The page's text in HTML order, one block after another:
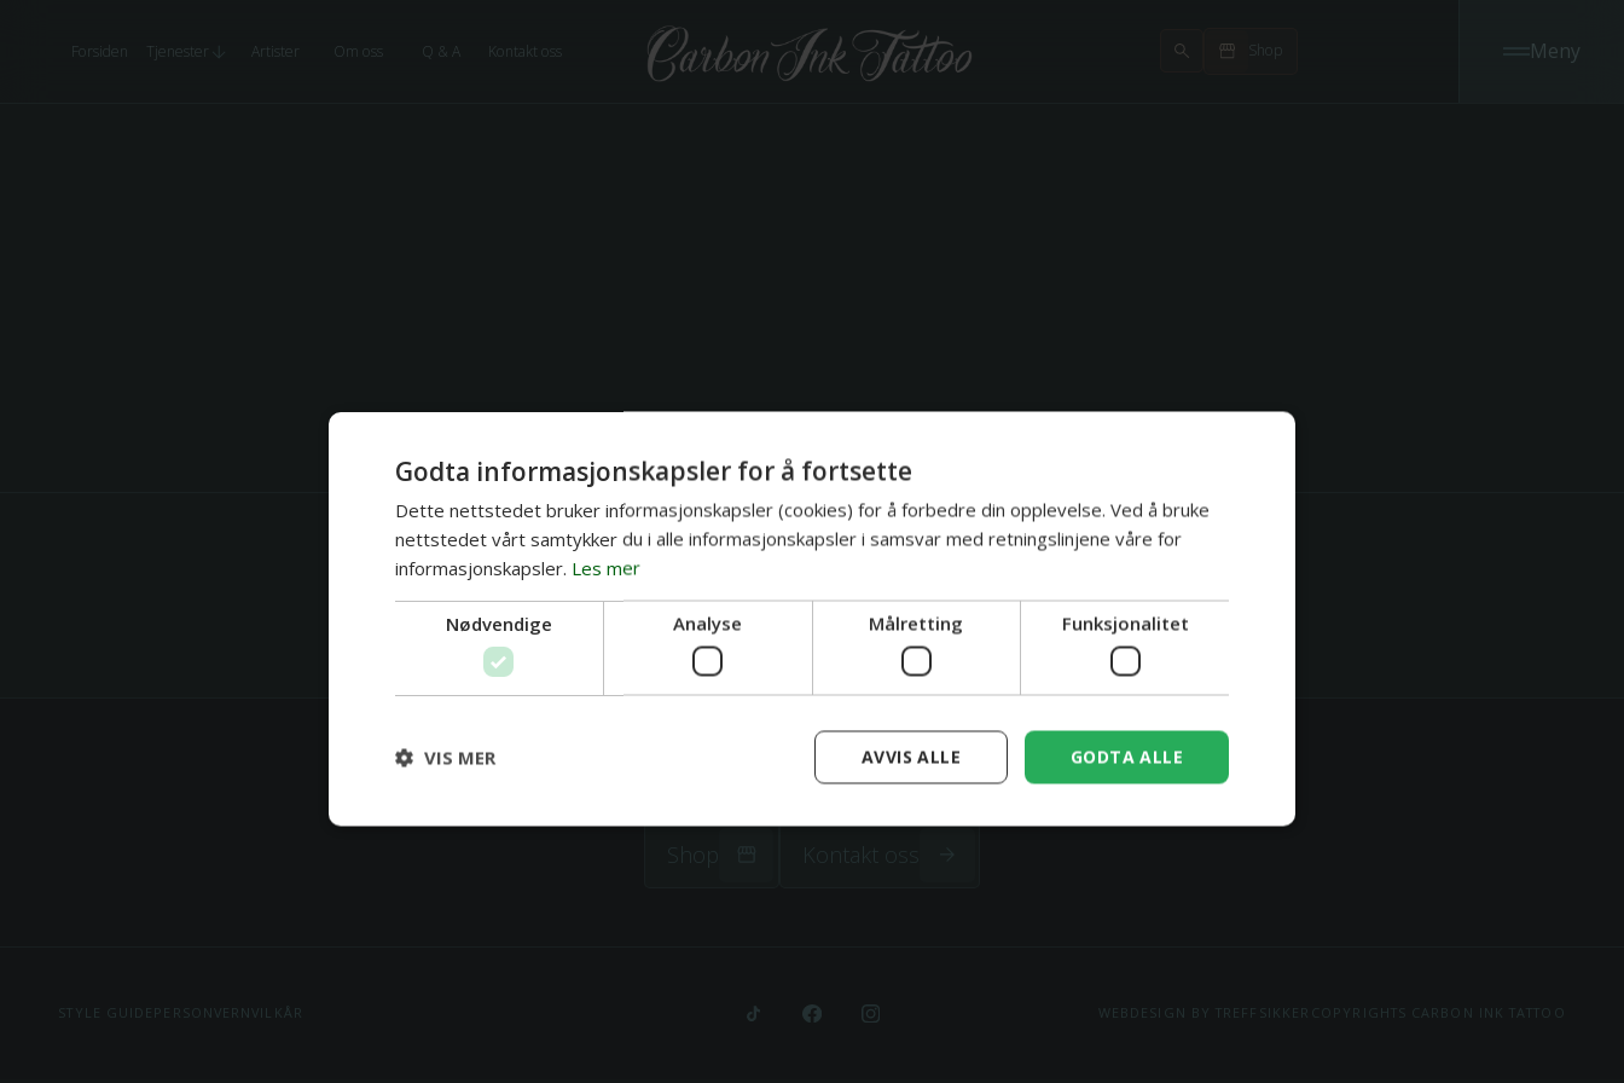
Forsiden Tjenester Artister Om oss Q & A Kontakt oss Shop Meny
ArtisterSpørsmål og svarOm ossArtikler
Kontakt oss
STYLE GUIDE PERSONVERN VILKÅR WEBDESIGN BY TREFFSIKKER COPYRIGHTS CARBON INK TATTOO
Godta informasjonskapsler for å fortsette
Dette nettstedet bruker informasjonskapsler (cookies) for å forbedre din opplevelse. Ved å bruke
nettstedet vårt samtykker du i alle informasjonskapsler i samsvar med retningslinjene våre for
informasjonskapsler. Les mer
Nødvendige Analyse Målretting Funksjonalitet
GODTA ALLE
AVVIS ALLE
VIS MER